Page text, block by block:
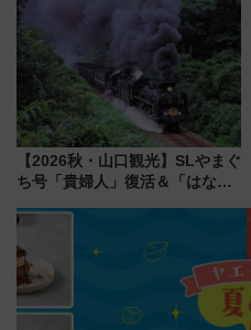
会」は8月11日開催！
【2026秋・山口観光】SLやまぐ
ち号「貴婦人」復活＆「はなあ
注目観光列車まとめ きっぷの取
り方は？